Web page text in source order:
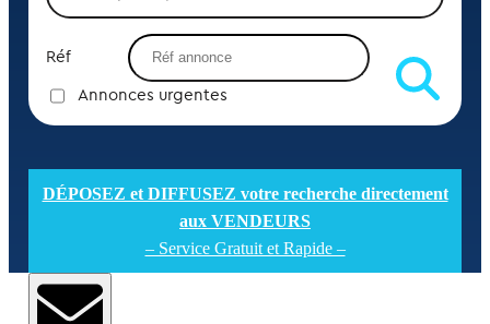
Réf
Annonces urgentes
DÉPOSEZ et DIFFUSEZ votre recherche directement
aux VENDEURS
– Service Gratuit et Rapide –